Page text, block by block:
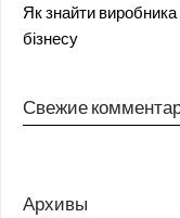
Як знайти виробника
бізнесу
Свежие
Архивы